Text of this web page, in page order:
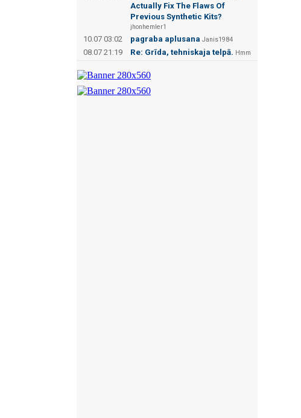
Actually Fix The Flaws Of
Previous Synthetic Kits?
jhonhemler1
10.07 03:02 pagraba aplusana Janis1984
08.07 21:19 Re: Grīda, tehniskaja telpā. Hmm